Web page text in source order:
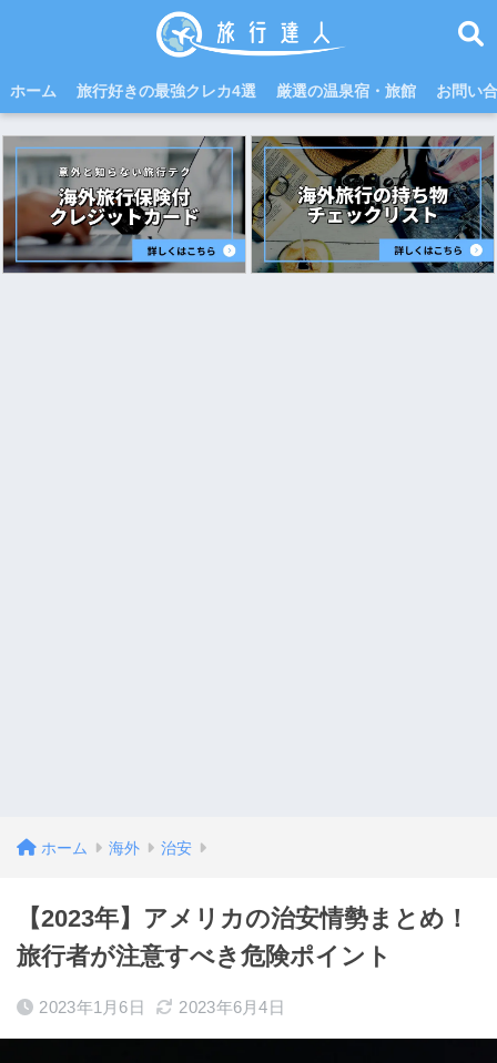
ホーム 旅行好きの最強クレカ4選 厳選の温泉宿・旅館 お問い
ホーム 海外 治安
【2023年】アメリカの治安情勢まとめ！
旅行者が注意すべき危険ポイント
2023年1月6日 2023年6月4日